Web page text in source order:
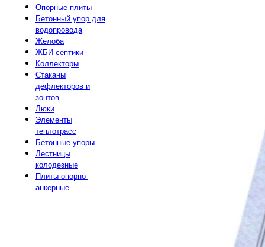
Опорные плиты
Бетонный упор для
водопровода
Желоба
ЖБИ септики
Коллекторы
Стаканы
дефлекторов и
зонтов
Люки
Элементы
теплотрасс
Бетонные упоры
Лестницы
колодезные
Плиты опорно-
анкерные